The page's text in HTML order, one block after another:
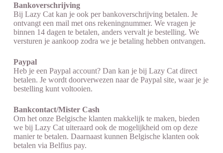
Bankoverschrijving
Bij Lazy Cat kan je ook per bankoverschrijving betalen. Je
ontvangt een mail met ons rekeningnummer. We vragen je
binnen 14 dagen te betalen, anders vervalt je bestelling. We
versturen je aankoop zodra we je betaling hebben ontvangen.
Paypal
Heb je een Paypal account? Dan kan je bij Lazy Cat direct
betalen. Je wordt doorverwezen naar de Paypal site, waar je je
bestelling kunt voltooien.
Bankcontact/Mister Cash
Om het onze Belgische klanten makkelijk te maken, bieden
we bij Lazy Cat uiteraard ook de mogelijkheid om op deze
manier te betalen. Daarnaast kunnen Belgische klanten ook
betalen via Belfius pay.